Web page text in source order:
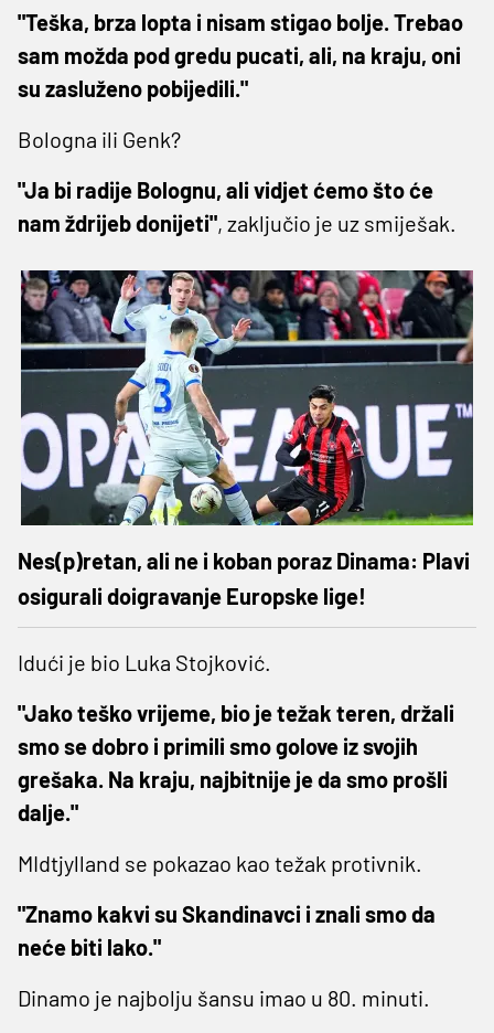
"Teška, brza lopta i nisam stigao bolje. Trebao
sam možda pod gredu pucati, ali, na kraju, oni
su zasluženo pobijedili."
Bologna ili Genk?
"Ja bi radije Bolognu, ali vidjet ćemo što će
nam ždrijeb donijeti", zaključio je uz smiješak.
Nes(p)retan, ali ne i koban poraz Dinama: Plavi
osigurali doigravanje Europske lige!
Idući je bio Luka Stojković.
"Jako teško vrijeme, bio je težak teren, držali
smo se dobro i primili smo golove iz svojih
grešaka. Na kraju, najbitnije je da smo prošli
dalje."
MIdtjylland se pokazao kao težak protivnik.
"Znamo kakvi su Skandinavci i znali smo da
neće biti lako."
Dinamo je najbolju šansu imao u 80. minuti.